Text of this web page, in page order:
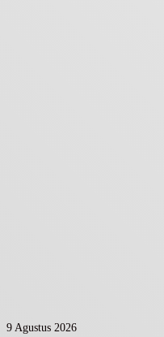
9 Agustus 2026